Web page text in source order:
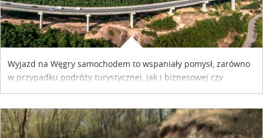
Wyjazd na Węgry samochodem to wspaniały pomysł, zarówno
w przypadku podróży turystycznej, jak i biznesowej czy
służbowej. Pamiętać tylko trzeba o wykupieniu winiety, co
współpracy reklamowej z Hungary Vignette.